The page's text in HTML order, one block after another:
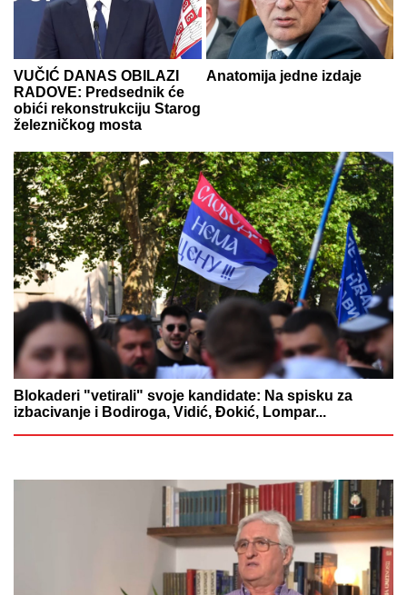
VUČIĆ DANAS OBILAZI
RADOVE: Predsednik će
obići rekonstrukciju Starog
železničkog mosta
Anatomija jedne izdaje
Blokaderi "vetirali" svoje kandidate: Na spisku za
izbacivanje i Bodiroga, Vidić, Đokić, Lompar...